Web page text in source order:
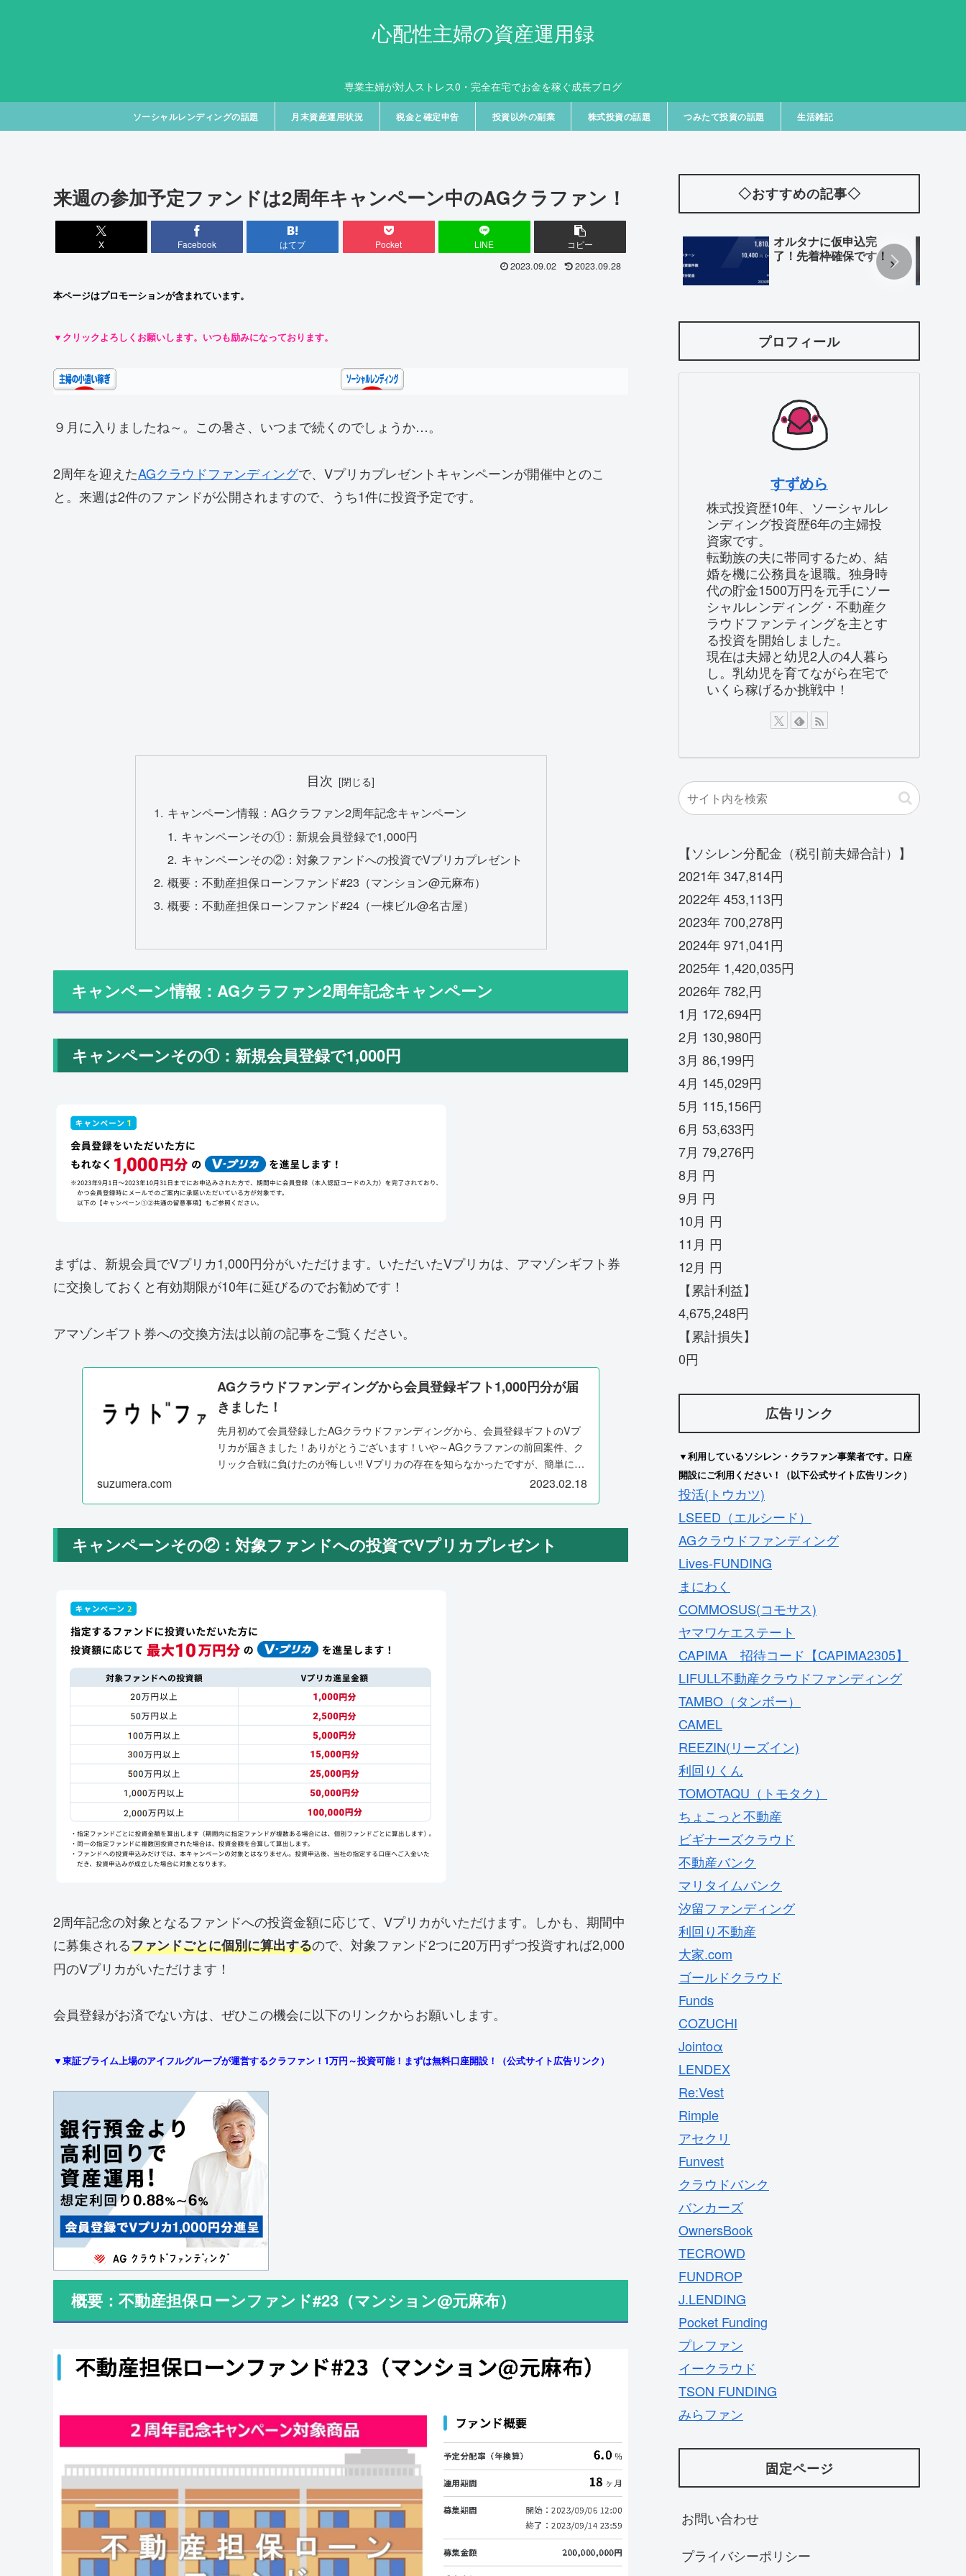
心配性主婦の資産運用録
専業主婦が対人ストレス0・完全在宅でお金を稼ぐ成長ブログ
ソーシャルレンディングの話題 月末資産運用状況 税金と確定申告 投資以外の副業 株式投資の話題 つみたて投資の話題 生活雑記
来週の参加予定ファンドは2周年キャンペーン中のAGクラファン！
X Facebook はてブ Pocket LINE コピー
2023.09.02 2023.09.28
本ページはプロモーションが含まれています。
▼クリックよろしくお願いします。いつも励みになっております。
９月に入りましたね～。この暑さ、いつまで続くのでしょうか…。
2周年を迎えたAGクラウドファンディングで、Vプリカプレゼントキャンペーンが開催中とのこ
と。来週は2件のファンドが公開されますので、うち1件に投資予定です。
目次
キャンペーン情報：AGクラファン2周年記念キャンペーン
キャンペーンその①：新規会員登録で1,000円
キャンペーンその②：対象ファンドへの投資でVプリカプレゼント
概要：不動産担保ローンファンド#23（マンション@元麻布）
概要：不動産担保ローンファンド#24（一棟ビル@名古屋）
キャンペーン情報：AGクラファン2周年記念キャンペーン
キャンペーンその①：新規会員登録で1,000円
まずは、新規会員でVプリカ1,000円分がいただけます。いただいたVプリカは、アマゾンギフト券
に交換しておくと有効期限が10年に延びるのでお勧めです！
アマゾンギフト券への交換方法は以前の記事をご覧ください。
AGクラウドファンディングから会員登録ギフト1,000円分が届
きました！
先月初めて会員登録したAGクラウドファンディングから、会員登録ギフトのVプ
リカが届きました！ありがとうございます！いや～AGクラファンの前回案件、ク
リック合戦に負けたのが悔しい‼ Vプリカの存在を知らなかったですが、簡単に言
suzumera.com 2023.02.18
キャンペーンその②：対象ファンドへの投資でVプリカプレゼント
2周年記念の対象となるファンドへの投資金額に応じて、Vプリカがいただけます。しかも、期間中
に募集されるファンドごとに個別に算出するので、対象ファンド2つに20万円ずつ投資すれば2,000
円のVプリカがいただけます！
会員登録がお済でない方は、ぜひこの機会に以下のリンクからお願いします。
▼東証プライム上場のアイフルグループが運営するクラファン！1万円～投資可能！まずは無料口座開設！（公式サイト広告リンク）
概要：不動産担保ローンファンド#23（マンション@元麻布）
◇おすすめの記事◇
オルタナに仮申込完
了！先着枠確保です！
プロフィール
すずめら
株式投資歴10年、ソーシャルレ
ンディング投資歴6年の主婦投
資家です。
転勤族の夫に帯同するため、結
婚を機に公務員を退職。独身時
代の貯金1500万円を元手にソー
シャルレンディング・不動産ク
ラウドファンティングを主とす
る投資を開始しました。
現在は夫婦と幼児2人の4人暮ら
し。乳幼児を育てながら在宅で
いくら稼げるか挑戦中！
【ソシレン分配金（税引前夫婦合計）】
2021年 347,814円
2022年 453,113円
2023年 700,278円
2024年 971,041円
2025年 1,420,035円
2026年 782,円
1月 172,694円
2月 130,980円
3月 86,199円
4月 145,029円
5月 115,156円
6月 53,633円
7月 79,276円
8月 円
9月 円
10月 円
11月 円
12月 円
【累計利益】
4,675,248円
【累計損失】
0円
広告リンク
▼利用しているソシレン・クラファン事業者です。口座
開設にご利用ください！（以下公式サイト広告リンク）
投活(トウカツ)
LSEED（エルシード）
AGクラウドファンディング
Lives-FUNDING
まにわく
COMMOSUS(コモサス)
ヤマワケエステート
CAPIMA 招待コード【CAPIMA2305】
LIFULL不動産クラウドファンディング
TAMBO（タンボー）
CAMEL
REEZIN(リーズイン)
利回りくん
TOMOTAQU（トモタク）
ちょこっと不動産
ビギナーズクラウド
不動産バンク
マリタイムバンク
汐留ファンディング
利回り不動産
大家.com
ゴールドクラウド
Funds
COZUCHI
Jointoα
LENDEX
Re:Vest
Rimple
アセクリ
Funvest
クラウドバンク
バンカーズ
OwnersBook
TECROWD
FUNDROP
J.LENDING
Pocket Funding
プレファン
イークラウド
TSON FUNDING
みらファン
固定ページ
お問い合わせ
プライバシーポリシー